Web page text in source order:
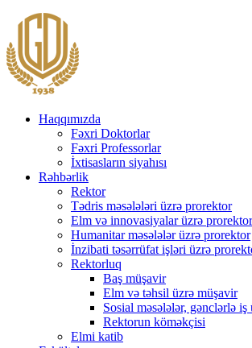
Haqqımızda
Fəxri Doktorlar
Fəxri Professorlar
İxtisasların siyahısı
Rəhbərlik
Rektor
Tədris məsələləri üzrə prorektor
Elm və innovasiyalar üzrə prorektor
Humanitar məsələlər üzrə prorektor
İnzibati təsərrüfat işləri üzrə
Rektorluq
Baş müşavir
Elm və təhsil üzrə müşavir
Sosial məsələlər, gənclərlə
Rektorun köməkçisi
Elmi katib